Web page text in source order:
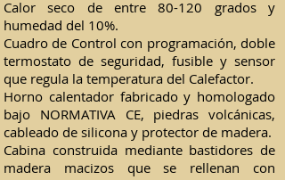
Calor seco de entre 80-120 grados y
humedad del 10%.
Cuadro de Control con programación, doble
termostato de seguridad, fusible y sensor
que regula la temperatura del Calefactor.
Horno calentador fabricado y homologado
bajo NORMATIVA CE, piedras volcánicas,
cableado de silicona y protector de madera.
Cabina construida mediante bastidores de
madera macizos que se rellenan con